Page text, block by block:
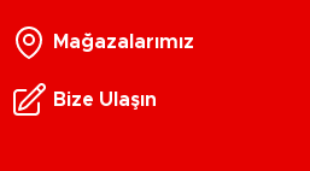
Mağazalarımız
Bize Ulaşın